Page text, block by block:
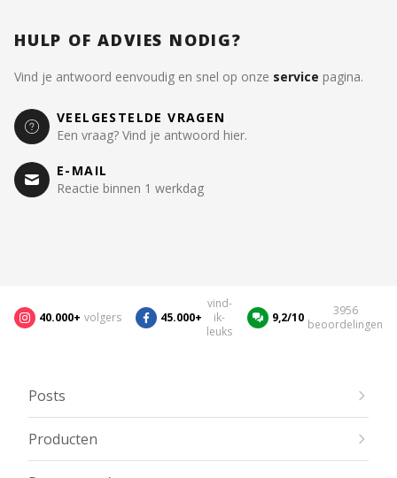
HULP OF ADVIES NODIG?
Vind je antwoord eenvoudig en snel op onze service pagina.
VEELGESTELDE VRAGEN
Een vraag? Vind je antwoord hier.
E-MAIL
Reactie binnen 1 werkdag
40.000+ volgers 45.000+
vind-
ik-
leuks
9,2/10
3956
beoordelingen
Posts
Producten